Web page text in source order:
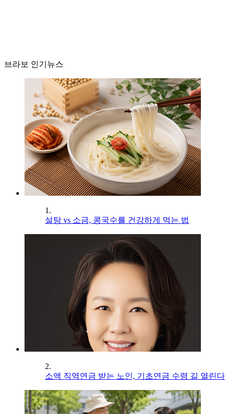
브라보 인기뉴스
1.
설탕 vs 소금, 콩국수를 건강하게 먹는 법
2.
소액 직역연금 받는 노인, 기초연금 수령 길 열린다